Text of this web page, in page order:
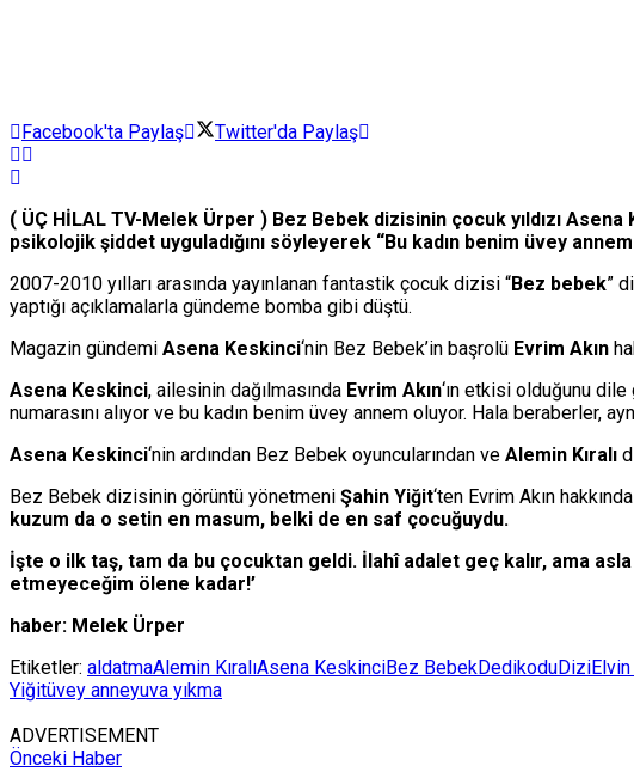
Facebook'ta Paylaş Twitter'da Paylaş
( ÜÇ HİLAL TV-Melek Ürper ) Bez Bebek dizisinin çocuk yıldızı
psikolojik şiddet uyguladığını söyleyerek “Bu kadın benim üvey
2007-2010 yılları arasında yayınlanan fantastik çocuk dizisi “Bez bebek”
yaptığı açıklamalarla gündeme bomba gibi düştü.
Magazin gündemi Asena Keskinci‘nin Bez Bebek’in başrolü Evrim Akın
Asena Keskinci, ailesinin dağılmasında Evrim Akın‘ın etkisi olduğunu dile
numarasını alıyor ve bu kadın benim üvey annem oluyor. Hala beraberler,
Asena Keskinci‘nin ardından Bez Bebek oyuncularından ve Alemin Kıralı
Bez Bebek dizisinin görüntü yönetmeni Şahin Yiğit‘ten Evrim Akın
kuzum da o setin en masum, belki de en saf çocuğuydu.
İşte o ilk taş, tam da bu çocuktan geldi. İlahî adalet geç kalır, ama
etmeyeceğim ölene kadar!’
haber: Melek Ürper
Etiketler: aldatmaAlemin KıralıAsena KeskinciBez BebekDedikoduDizi
Yiğitüvey anneyuva yıkma
ADVERTISEMENT
Önceki Haber